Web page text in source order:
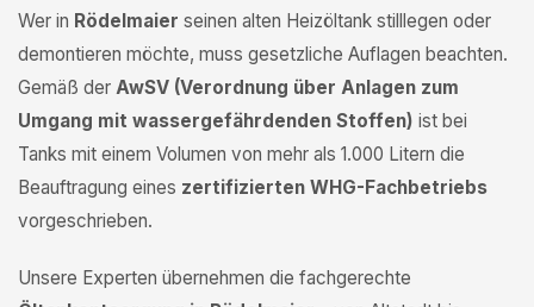
Wer in Rödelmaier seinen alten Heizöltank stilllegen oder
demontieren möchte, muss gesetzliche Auflagen beachten.
Gemäß der AwSV (Verordnung über Anlagen zum
Umgang mit wassergefährdenden Stoffen) ist bei
Tanks mit einem Volumen von mehr als 1.000 Litern die
Beauftragung eines zertifizierten WHG-Fachbetriebs
vorgeschrieben.
Unsere Experten übernehmen die fachgerechte